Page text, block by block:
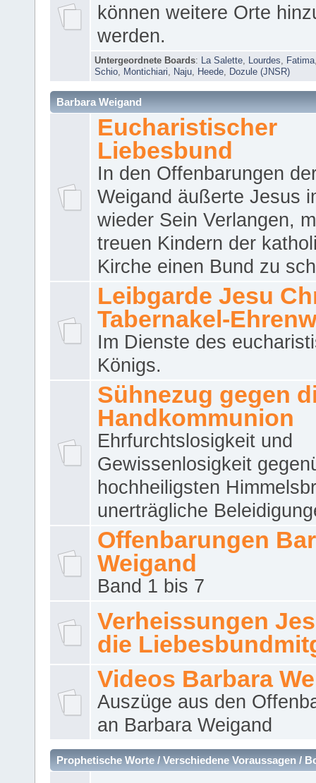
können weitere Orte
werden.
Untergeordnete Boards: La Salette Lourdes Fatima
Schio
Montichiari Naju Heede Dozule (JNSR)
Barbara Weigand
Eucharistischer
Liebesbund
In den Offenbarungen
Weigand äußerte Jesus
wieder Sein Verlangen,
treuen Kindern der
Kirche einen Bund zu
Leibgarde Jesu
Tabernakel-
Im Dienste des
Königs.
Sühnezug gegen
Handkommunion
Ehrfurchtslosigkeit und
Gewissenlosigkeit
hochheiligsten
unerträgliche
Offenbarungen
Weigand
Band 1 bis 7
Verheissungen
die
Videos Barbara
Auszüge aus den
an Barbara Weigand
Prophetische Worte / Verschiedene Voraussagen /